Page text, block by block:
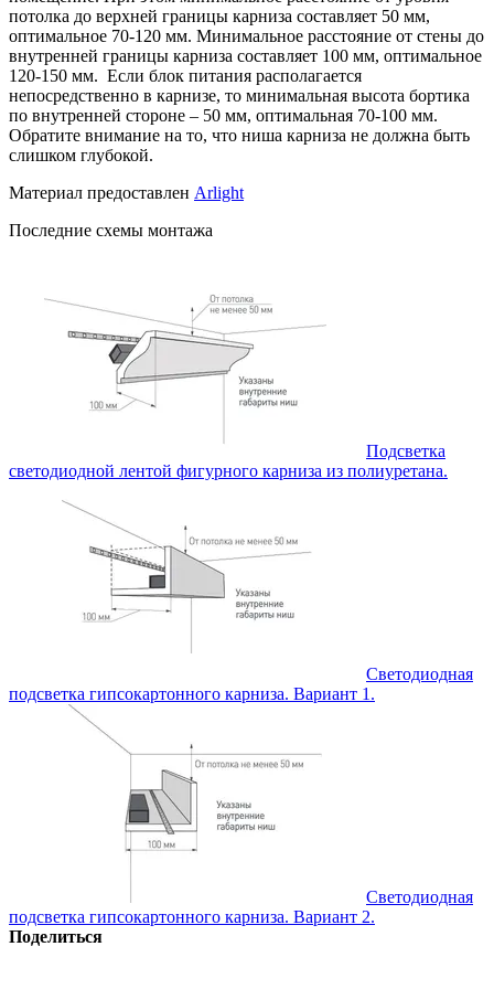
потолка до верхней границы карниза составляет 50 мм,
оптимальное 70-120 мм. Минимальное расстояние от стены до
внутренней границы карниза составляет 100 мм, оптимальное
120-150 мм. Если блок питания располагается
непосредственно в карнизе, то минимальная высота бортика
по внутренней стороне – 50 мм, оптимальная 70-100 мм.
Обратите внимание на то, что ниша карниза не должна быть
слишком глубокой.
Материал предоставлен Arlight
Последние схемы монтажа
Подсветка
светодиодной лентой фигурного карниза из полиуретана.
Светодиодная
подсветка гипсокартонного карниза. Вариант 1.
Светодиодная
подсветка гипсокартонного карниза. Вариант 2.
Поделиться